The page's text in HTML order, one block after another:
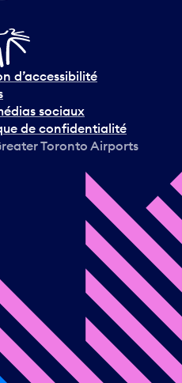
d’accessibilité
sociaux
de confidentialité
Toronto Airports